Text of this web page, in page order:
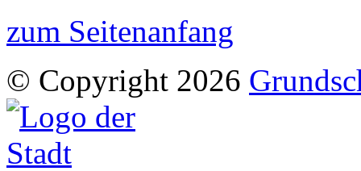
zum Seitenanfang
© Copyright 2026